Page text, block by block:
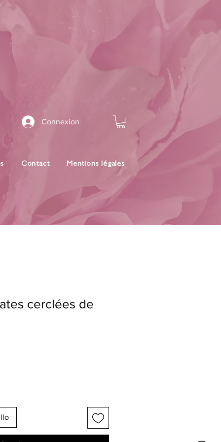
Connexion
Contact Mentions légales
cerclées de